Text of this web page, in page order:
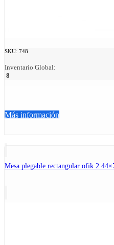
SKU: 748
Inventario Global:
8
Más información
Mesa plegable rectangular ofik